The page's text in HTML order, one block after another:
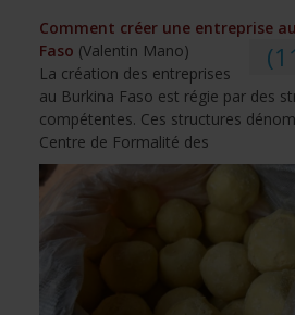
Comment créer une entreprise
Faso (Valentin Mano)
La création des entreprises
au Burkina Faso est régie par des
compétentes. Ces structures
Centre de Formalité des